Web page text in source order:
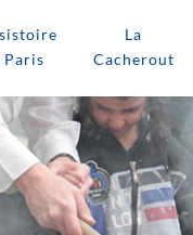
Paris
La
Cacherout